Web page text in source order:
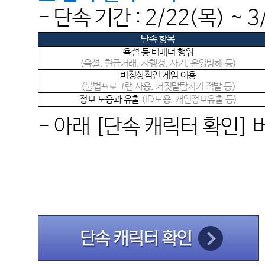
- 단속 기간 : 2/22(목) ~
단속 항목
욕설 등 비매너 행위
(욕설, 현금거래, 사행성, 사기, 운영방해 등)
비정상적인 게임 이용
(불법프로그램 사용, 거짓말탐지기 적발 등)
정보 도용과 유출 (ID도용, 개인정보유출 등)
- 아래 단속 캐릭터 확인